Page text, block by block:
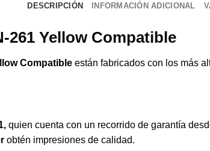
DESCRIPCIÓN INFORMACIÓN ADICIONAL
261 Yellow Compatible
Compatible están fabricados con los más
quien cuenta con un recorrido de garantía
obtén impresiones de calidad.